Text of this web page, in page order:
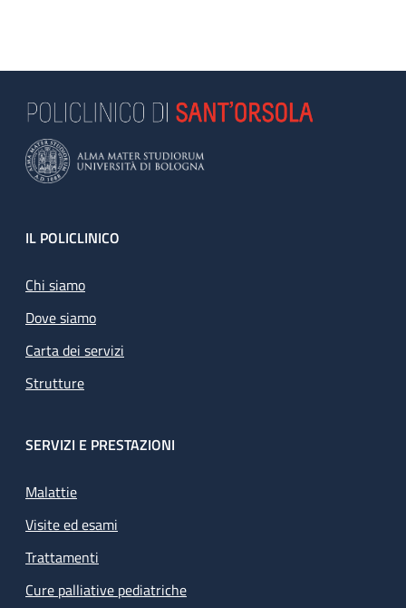
Footer
IL POLICLINICO
Chi siamo
Dove siamo
Carta dei servizi
Strutture
SERVIZI E PRESTAZIONI
Malattie
Visite ed esami
Trattamenti
Cure palliative pediatriche